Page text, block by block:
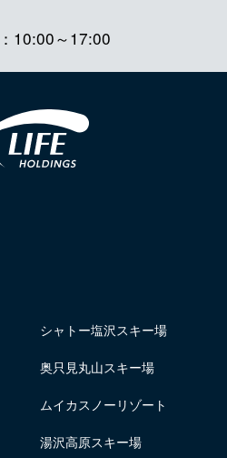
10:00～17:00
シャトー塩沢スキー場
奥只見丸山スキー場
ムイカスノーリゾート
湯沢高原スキー場